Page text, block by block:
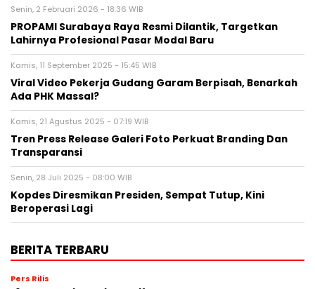
Senin, 2 Februari 2026 - 18:36 WIB
PROPAMI Surabaya Raya Resmi Dilantik, Targetkan
Lahirnya Profesional Pasar Modal Baru
Kamis, 11 September 2025 - 15:45 WIB
Viral Video Pekerja Gudang Garam Berpisah, Benarkah
Ada PHK Massal?
Kamis, 21 Agustus 2025 - 07:19 WIB
Tren Press Release Galeri Foto Perkuat Branding Dan
Transparansi
Senin, 28 Juli 2025 - 08:00 WIB
Kopdes Diresmikan Presiden, Sempat Tutup, Kini
Beroperasi Lagi
BERITA TERBARU
Pers Rilis